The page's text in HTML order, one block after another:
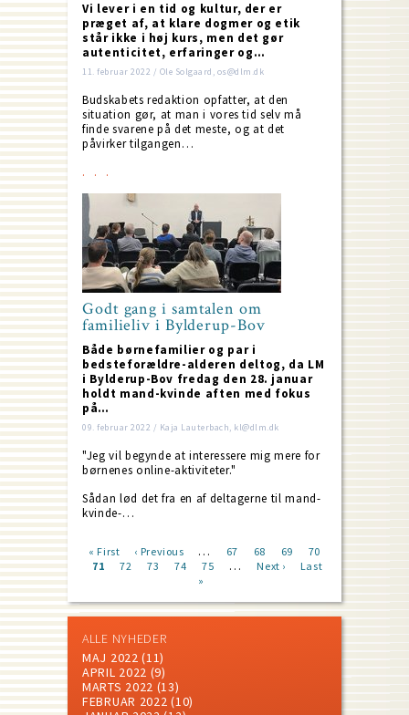
Vi lever i en tid og kultur, der er
præget af, at klare dogmer og etik
står ikke i høj kurs, men det gør
autenticitet, erfaringer og…
11. februar 2022 / Ole Solgaard, os@dlm.dk
Budskabets redaktion opfatter, at den
situation gør, at man i vores tid selv må
finde svarene på det meste, og at det
påvirker tilgangen…
Godt gang i samtalen om
familieliv i Bylderup-Bov
Både børnefamilier og par i
bedsteforældre-alderen deltog, da LM
i Bylderup-Bov fredag den 28. januar
holdt mand-kvinde aften med fokus
på…
09. februar 2022 / Kaja Lauterbach, kl@dlm.dk
"Jeg vil begynde at interessere mig mere for
børnenes online-aktiviteter."
Sådan lød det fra en af deltagerne til mand-
kvinde-…
Pagination
First
page
« First
Previous
page
‹ Previous … Page
67 Page
68 Page
69 Page
70
Current
71 Page
72 Page
73 Page
74 Page
75 …
Next
Next ›
Last
Last
»
ALLE NYHEDER
MAJ 2022 (11)
APRIL 2022 (9)
MARTS 2022 (13)
FEBRUAR 2022 (10)